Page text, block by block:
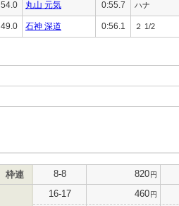
54.0 丸山 元気 0:55.7 ハナ
49.0 石神 深道 0:56.1 ２ 1/2
枠連 8-8 820円
16-17 460円